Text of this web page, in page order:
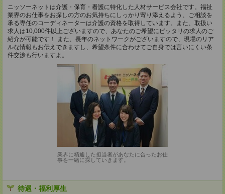
ニッソーネットは介護・保育・看護に特化した人材サービス会社です。福祉
業界のお仕事をお探しの方のお気持ちにしっかり寄り添えるよう、ご相談を
承る専任のコーディネーターは介護の資格を取得しています。また、取扱い
求人は10,000件以上ございますので、あなたのご希望にピッタリの求人のご
紹介が可能です！ また、長年のネットワークがございますので、現場のリア
ルな情報もお伝えできますし、希望条件に合わせてご自身では言いにくい条
件交渉も行いますよ。
業界に精通した担当者があなたに合ったお仕
事を一緒に探していきます。
待遇・福利厚生